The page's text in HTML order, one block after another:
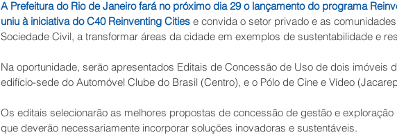
A Prefeitura do Rio de Janeiro fará no próximo dia 29 o lançamento do programa
uniu à iniciativa do C40 Reinventing Cities e convida o setor privado e as
Sociedade Civil, a transformar áreas da cidade em exemplos de sustentabilidade e
Na oportunidade, serão apresentados Editais de Concessão de Uso de dois imóveis
edifício-sede do Automóvel Clube do Brasil (Centro), e o Pólo de Cine e Vídeo
Os editais selecionarão as melhores propostas de concessão de gestão e
que deverão necessariamente incorporar soluções inovadoras e sustentáveis.